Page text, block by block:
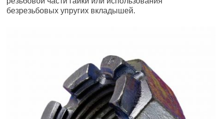
безрезьбовых упругих вкладышей.